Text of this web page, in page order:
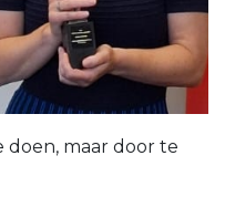
maar door te